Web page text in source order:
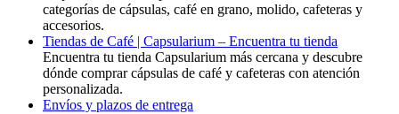
categorías de cápsulas, café en grano, molido, cafeteras y
accesorios.
Tiendas de Café | Capsularium – Encuentra tu tienda
Encuentra tu tienda Capsularium más cercana y descubre
dónde comprar cápsulas de café y cafeteras con atención
personalizada.
Envíos y plazos de entrega